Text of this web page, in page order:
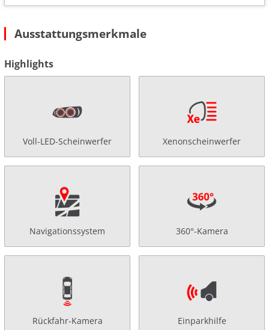
Ausstattungsmerkmale
Highlights
Voll-LED-Scheinwerfer Xenonscheinwerfer
Navigationssystem 360°-Kamera
Rückfahr-Kamera Einparkhilfe